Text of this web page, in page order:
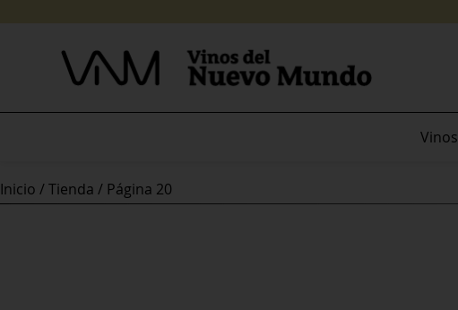
Vinos
Inicio /Tienda / Página 20